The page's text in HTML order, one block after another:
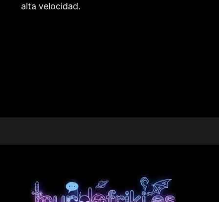
alta velocidad.